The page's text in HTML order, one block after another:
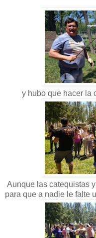
y hubo que hacer la
Aunque las catequistas
para que a nadie le falte